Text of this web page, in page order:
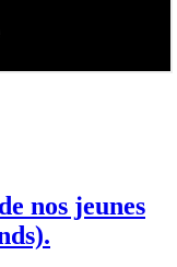
nos jeunes